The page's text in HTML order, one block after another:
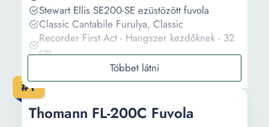
#1
Thomann FL-200C Fuvola
Stewart Ellis SE200-SE ezüstözött fuvola
Classic Cantabile Furulya, Classic
Recorder First Act - Hangszer kezdőknek - 32
cm
Flute Angel AWFN AF10, fekete, ABS
Információ